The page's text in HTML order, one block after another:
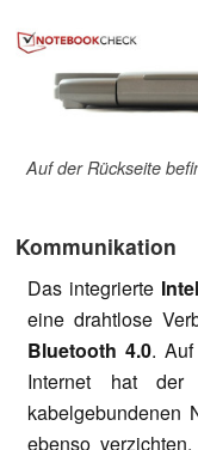
Auf der Rückseite
Kommunikation
Das integrierte
eine drahtlose
Bluetooth 4.0.
Internet hat der
kabelgebundenen
ebenso